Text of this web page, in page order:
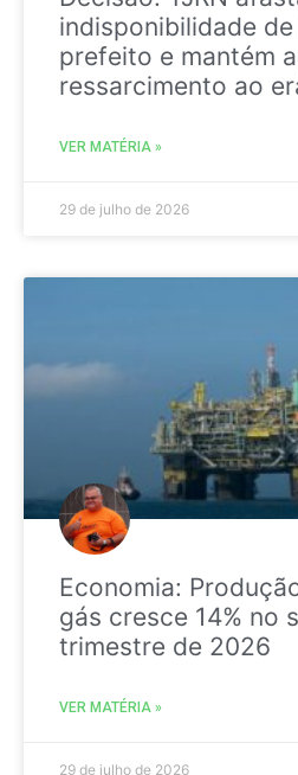
indisponibilidade
prefeito e mantém
ressarcimento ao
VER MATÉRIA »
29 de julho de 2026
Economia:
gás cresce 14% no
trimestre de 2026
VER MATÉRIA »
29 de julho de 2026